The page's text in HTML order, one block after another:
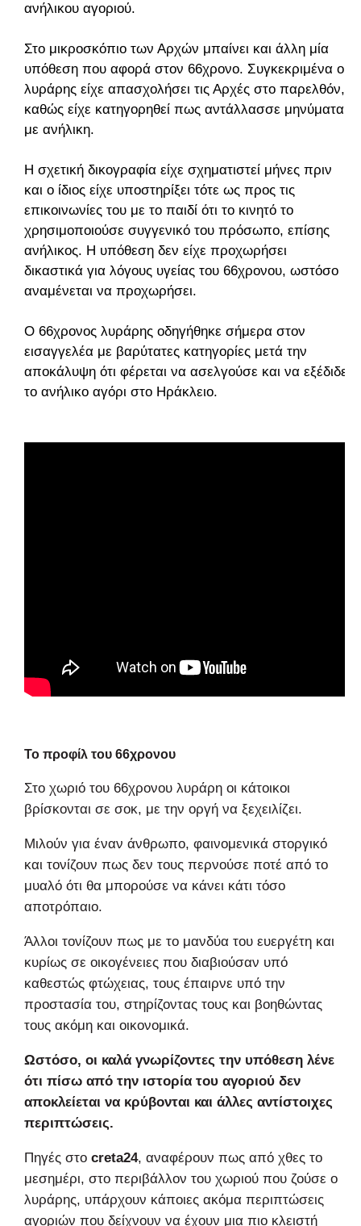
ανήλικου αγοριού.
Στο μικροσκόπιο των Αρχών μπαίνει και άλλη μία
υπόθεση που αφορά στον 66χρονο. Συγκεκριμένα ο
λυράρης είχε απασχολήσει τις Αρχές στο παρελθόν,
καθώς είχε κατηγορηθεί πως αντάλλασσε μηνύματα
με ανήλικη.
Η σχετική δικογραφία είχε σχηματιστεί μήνες πριν
και ο ίδιος είχε υποστηρίξει τότε ως προς τις
επικοινωνίες του με το παιδί ότι το κινητό το
χρησιμοποιούσε συγγενικό του πρόσωπο, επίσης
ανήλικος. Η υπόθεση δεν είχε προχωρήσει
δικαστικά για λόγους υγείας του 66χρονου, ωστόσο
αναμένεται να προχωρήσει.
Ο 66χρονος λυράρης οδηγήθηκε σήμερα στον
εισαγγελέα με βαρύτατες κατηγορίες μετά την
αποκάλυψη ότι φέρεται να ασελγούσε και να εξέδιδε
το ανήλικο αγόρι στο Ηράκλειο.
Το προφίλ του 66χρονου
Στο χωριό του 66χρονου λυράρη οι κάτοικοι
βρίσκονται σε σοκ, με την οργή να ξεχειλίζει.
Μιλούν για έναν άνθρωπο, φαινομενικά στοργικό
και τονίζουν πως δεν τους περνούσε ποτέ από το
μυαλό ότι θα μπορούσε να κάνει κάτι τόσο
αποτρόπαιο.
Άλλοι τονίζουν πως με το μανδύα του ευεργέτη και
κυρίως σε οικογένειες που διαβιούσαν υπό
καθεστώς φτώχειας, τους έπαιρνε υπό την
προστασία του, στηρίζοντας τους και βοηθώντας
τους ακόμη και οικονομικά.
Ωστόσο, οι καλά γνωρίζοντες την υπόθεση λένε
ότι πίσω από την ιστορία του αγοριού δεν
αποκλείεται να κρύβονται και άλλες αντίστοιχες
περιπτώσεις.
Πηγές στο creta24, αναφέρουν πως από χθες το
μεσημέρι, στο περιβάλλον του χωριού που ζούσε ο
λυράρης, υπάρχουν κάποιες ακόμα περιπτώσεις
αγοριών που δείχνουν να έχουν μια πιο κλειστή